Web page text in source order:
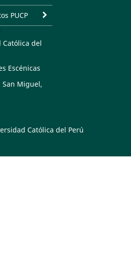
PUCP
del
Escénicas
San Miguel,
Católica del Perú